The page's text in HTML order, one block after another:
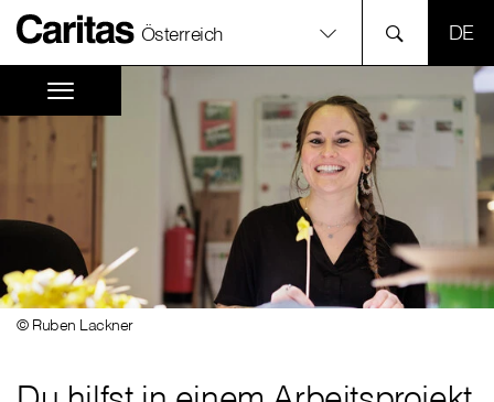
Österreich
© Ruben Lackner